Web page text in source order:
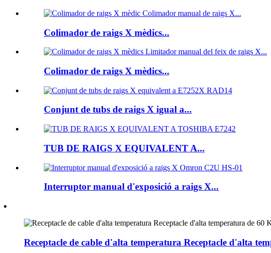
Colimador de raigs X mèdics...
Colimador de raigs X mèdics...
Conjunt de tubs de raigs X igual a...
TUB DE RAIGS X EQUIVALENT A...
Interruptor manual d'exposició a raigs X...
Receptacle de cable d'alta temperatura Receptacle d'alta